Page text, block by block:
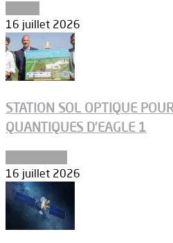
16 juillet 2026
STATION SOL OPTIQUE
QUANTIQUES D’EAGLE 1
16 juillet 2026